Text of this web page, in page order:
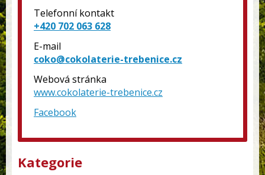
Telefonní kontakt
+420 702 063 628
E-mail
coko@cokolaterie-trebenice.cz
Webová stránka
www.cokolaterie-trebenice.cz
Facebook
Kategorie